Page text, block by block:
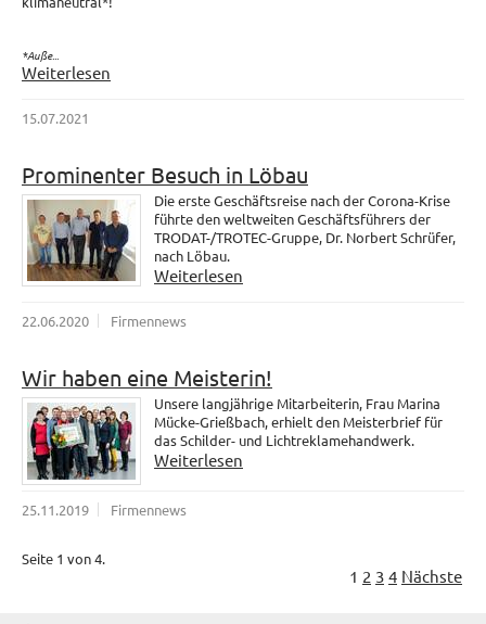
*Auße...
Weiterlesen
15.07.2021
Prominenter Besuch in Löbau
Die erste Geschäftsreise nach der Corona-Krise
führte den weltweiten Geschäftsführers der
TRODAT-/TROTEC-Gruppe, Dr. Norbert Schrüfer,
nach Löbau.
Weiterlesen
22.06.2020 Firmennews
Wir haben eine Meisterin!
Unsere langjährige Mitarbeiterin, Frau Marina
Mücke-Grießbach, erhielt den Meisterbrief für
das Schilder- und Lichtreklamehandwerk.
Weiterlesen
25.11.2019 Firmennews
Seite 1 von 4.
1 2 3 4 Nächste